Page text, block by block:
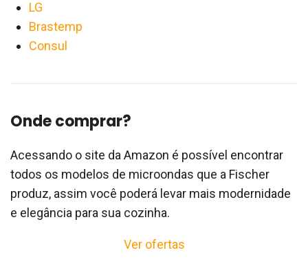
LG
Brastemp
Consul
Onde comprar?
Acessando o site da Amazon é possível encontrar
todos os modelos de microondas que a Fischer
produz, assim você poderá levar mais modernidade
e elegância para sua cozinha.
Ver ofertas